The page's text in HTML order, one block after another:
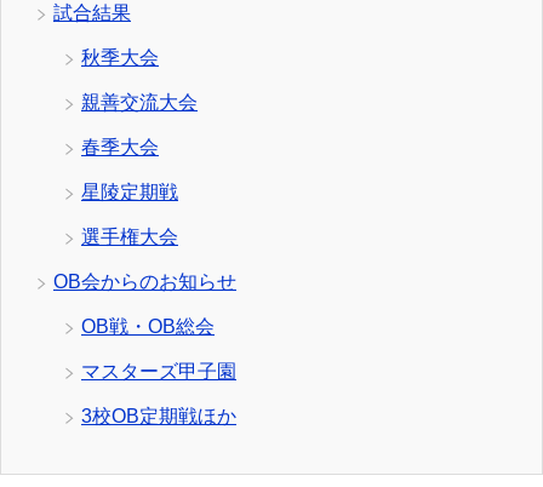
試合結果
秋季大会
親善交流大会
春季大会
星陵定期戦
選手権大会
OB会からのお知らせ
OB戦・OB総会
マスターズ甲子園
3校OB定期戦ほか